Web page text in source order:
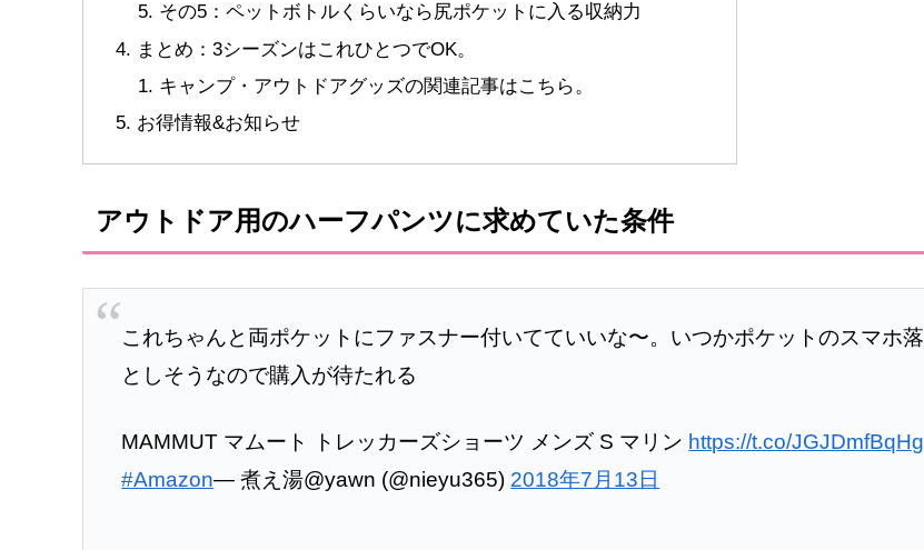
その5：ペットボトルくらいなら尻ポケットに入る収納力
まとめ：3シーズンはこれひとつでOK。
キャンプ・アウトドアグッズの関連記事はこちら。
お得情報&お知らせ
アウトドア用のハーフパンツに求めていた条件
これちゃんと両ポケットにファスナー付いてていいな〜。いつかポケットのスマホ落
としそうなので購入が待たれる
MAMMUT マムート トレッカーズショーツ メンズ S マリン https://t.co/JGJDmfBqHg
#Amazon— 煮え湯@yawn (@nieyu365) 2018年7月13日